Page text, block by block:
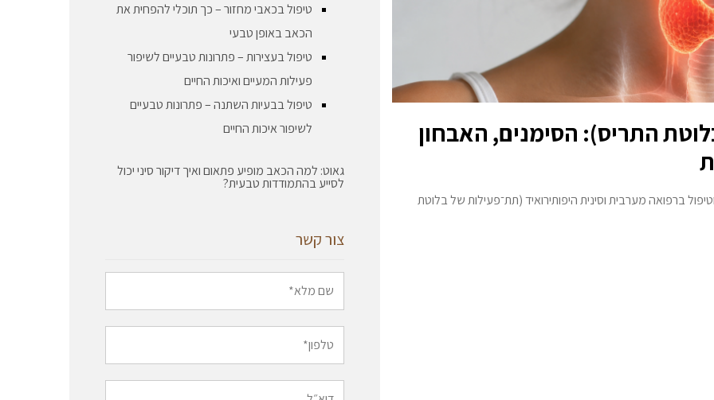
התריס): הסימנים, האבחון
ברפואה מערבית וסינית היפותירואיד (תת־פעילות של בלוטת
טיפול בכאבי מחזור – כך תוכלי להפחית את
הכאב באופן טבעי
טיפול בעצירות – פתרונות טבעיים לשיפור
פעילות המעיים ואיכות החיים
טיפול בבעיות השתנה – פתרונות טבעיים
לשיפור איכות החיים
גאוט: למה הכאב מופיע פתאום ואיך דיקור סיני יכול
לסייע בהתמודדות טבעית?
צור קשר